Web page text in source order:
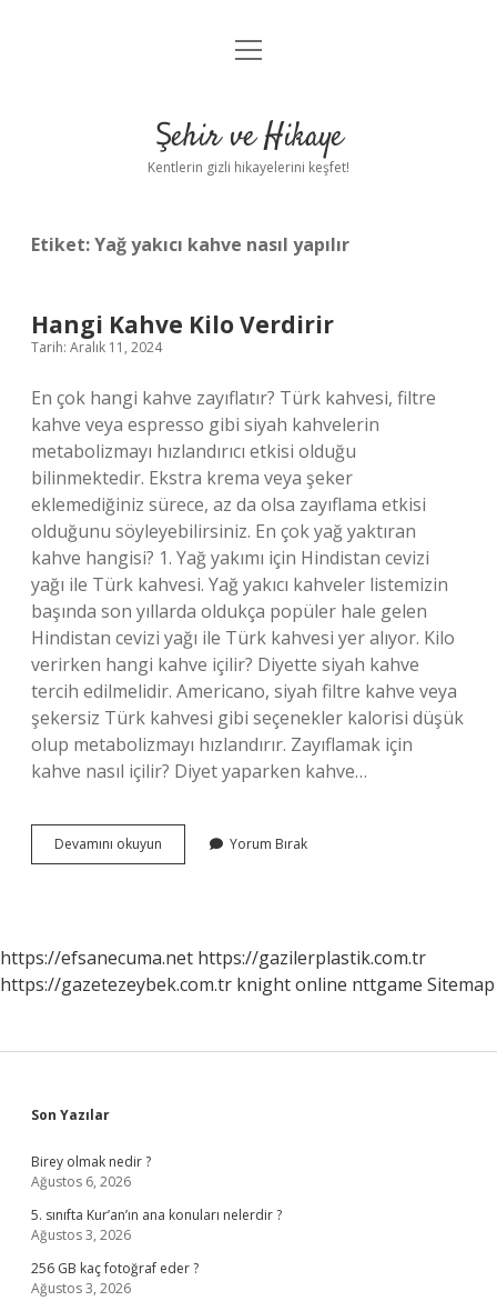
Anasayfa
Yasal Uyarı
menüyü
Şehir ve Hikaye
Kentlerin gizli hikayelerini keşfet!
Etiket:Yağ yakıcı kahve nasıl yapılır
Hangi Kahve Kilo Verdirir
Tarih: Aralık 11, 2024
En çok hangi kahve zayıflatır? Türk kahvesi, filtre
kahve veya espresso gibi siyah kahvelerin
metabolizmayı hızlandırıcı etkisi olduğu
bilinmektedir. Ekstra krema veya şeker
eklemediğiniz sürece, az da olsa zayıflama etkisi
olduğunu söyleyebilirsiniz. En çok yağ yaktıran
kahve hangisi? 1. Yağ yakımı için Hindistan cevizi
yağı ile Türk kahvesi. Yağ yakıcı kahveler listemizin
başında son yıllarda oldukça popüler hale gelen
Hindistan cevizi yağı ile Türk kahvesi yer alıyor. Kilo
verirken hangi kahve içilir? Diyette siyah kahve
tercih edilmelidir. Americano, siyah filtre kahve veya
şekersiz Türk kahvesi gibi seçenekler kalorisi düşük
olup metabolizmayı hızlandırır. Zayıflamak için
kahve nasıl içilir? Diyet yaparken kahve…
Devamını okuyun
Kahve
Yorum Bırak
https://efsanecuma.net https://gazilerplastik.com.tr
https://gazetezeybek.com.tr knight online nttgame Sitemap
Sidebar
Son Yazılar
Birey olmak nedir ?
Ağustos 6, 2026
5. sınıfta Kur’an’ın ana konuları nelerdir ?
Ağustos 3, 2026
256 GB kaç fotoğraf eder ?
Ağustos 3, 2026